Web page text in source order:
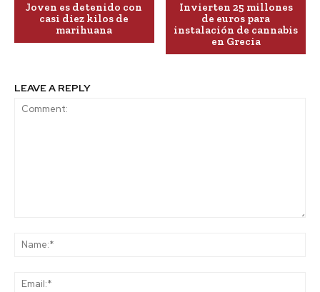
Joven es detenido con
casi diez kilos de
marihuana
Invierten 25 millones
de euros para
instalación de cannabis
en Grecia
LEAVE A REPLY